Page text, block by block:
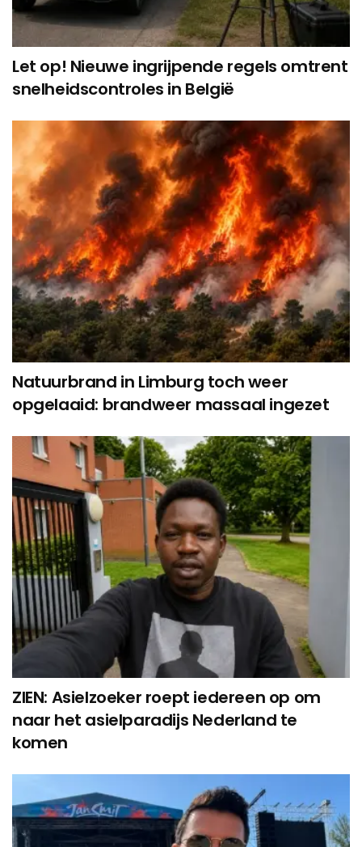
Let op! Nieuwe ingrijpende regels omtrent
snelheidscontroles in België
Natuurbrand in Limburg toch weer
opgelaaid: brandweer massaal ingezet
ZIEN: Asielzoeker roept iedereen op om
naar het asielparadijs Nederland te
komen